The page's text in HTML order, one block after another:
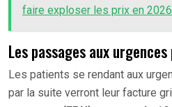
faire exploser les prix en 2026
Les passages aux
Les patients se rendant aux
par la suite verront leur facture